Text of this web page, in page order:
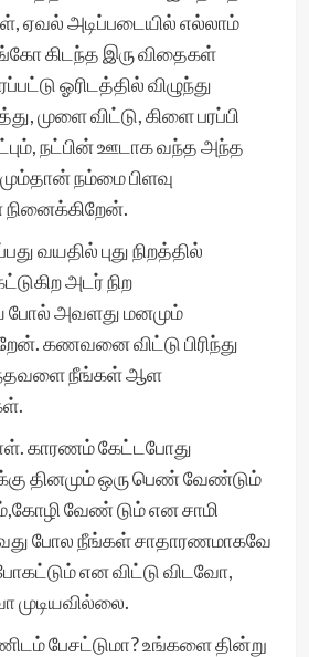
ஏவல் அடிப்படையில் எல்லாம்
கிடந்த இரு விதைகள்
ஓரிடத்தில் விழுந்து
முளை விட்டு, கிளை பரப்பி
நட்பின் ஊடாக வந்த அந்த
நம்மை பிளவு
நினைக்கிறேன்.
வயதில் புது நிறத்தில்
அடர் நிற
போல் அவளது மனமும்
கணவனை விட்டு பிரிந்து
நீங்கள் ஆள
காரணம் கேட்டபோது
தினமும் ஒரு பெண் வேண்டும்
வேண் டும் என சாமி
போல நீங்கள் சாதாரணமாகவே
என விட்டு விடவோ,
பேசட்டுமா? உங்களை தின்று